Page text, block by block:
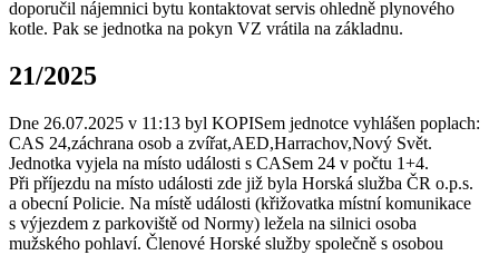
doporučil nájemnici bytu kontaktovat servis ohledně plynového
kotle. Pak se jednotka na pokyn VZ vrátila na základnu.
21/2025
Dne 26.07.2025 v 11:13 byl KOPISem jednotce vyhlášen poplach:
CAS 24,záchrana osob a zvířat,AED,Harrachov,Nový Svět.
Jednotka vyjela na místo události s CASem 24 v počtu 1+4.
Při příjezdu na místo události zde již byla Horská služba ČR o.p.s.
a obecní Policie. Na místě události (křižovatka místní komunikace
s výjezdem z parkoviště od Normy) ležela na silnici osoba
mužského pohlaví. Členové Horské služby společně s osobou